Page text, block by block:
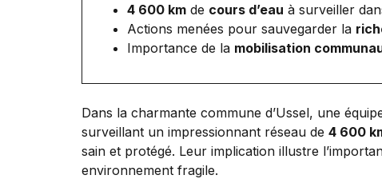
4 600 km de cours d’eau à surveiller
Actions menées pour sauvegarder la
Importance de la mobilisation
Dans la charmante commune d’Ussel, une
surveillant un impressionnant réseau de 4 600
sain et protégé. Leur implication illustre
environnement fragile.